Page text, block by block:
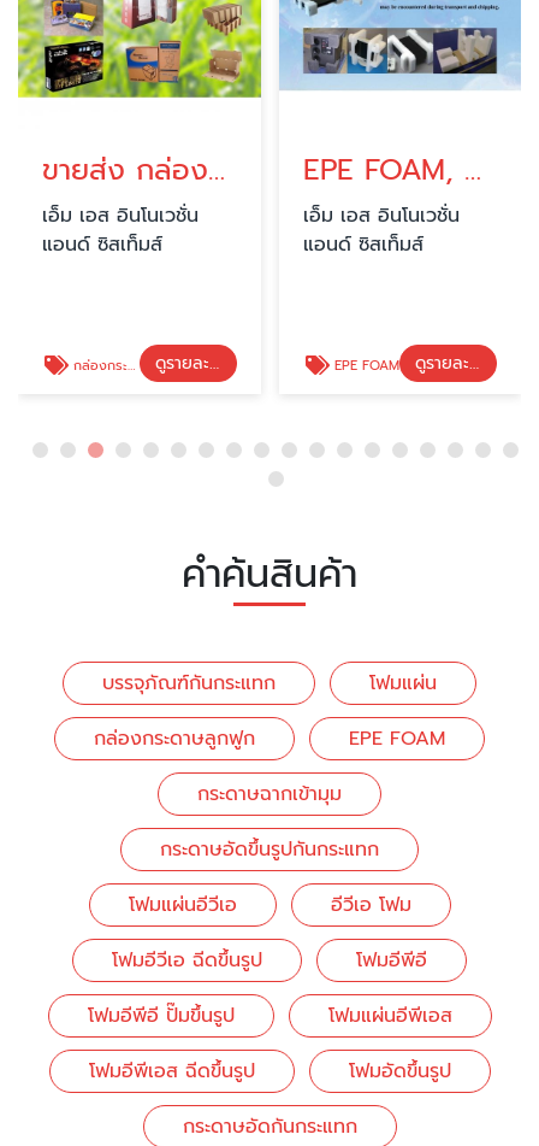
ขายส่ง กล่องกระดาษลูกฟูก
เอ็ม เอส อินโนเวชั่น
แอนด์ ซิสเท็มส์
กล่องกระดาษลูกฟูก ดูรายละเอียด
EPE FOAM, EVA FOAM FABRICATION
เอ็ม เอส อินโนเวชั่น
แอนด์ ซิสเท็มส์
EPE FOAM ดูรายละเอียด
คำค้นสินค้า
บรรจุภัณฑ์กันกระแทก
โฟมแผ่น
กล่องกระดาษลูกฟูก
EPE FOAM
กระดาษฉากเข้ามุม
กระดาษอัดขึ้นรูปกันกระแทก
โฟมแผ่นอีวีเอ
อีวีเอ โฟม
โฟมอีวีเอ ฉีดขึ้นรูป
โฟมอีพีอี
โฟมอีพีอี ปั๊มขึ้นรูป
โฟมแผ่นอีพีเอส
โฟมอีพีเอส ฉีดขึ้นรูป
โฟมอัดขึ้นรูป
กระดาษอัดกันกระแทก